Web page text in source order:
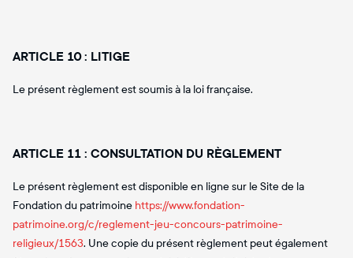
ARTICLE 10 : LITIGE
Le présent règlement est soumis à la loi française.
ARTICLE 11 : CONSULTATION DU RÈGLEMENT
Le présent règlement est disponible en ligne sur le Site de la
Fondation du patrimoine https://www.fondation-
patrimoine.org/c/reglement-jeu-concours-patrimoine-
religieux/1563. Une copie du présent règlement peut également